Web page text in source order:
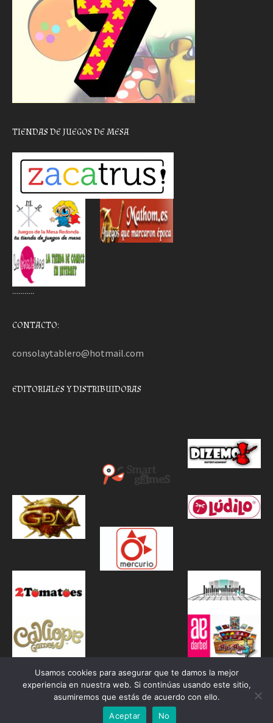
TIENDAS DE JUEGOS DE MESA
………..
CONTACTO:
consolaytablero@hotmail.com
EDITORIALES Y DISTRIBUIDORAS
Proudly powered by WordPress|Theme: Awaken by
Usamos cookies para asegurar que te damos la mejor
experiencia en nuestra web. Si continúas usando este sitio,
asumiremos que estás de acuerdo con ello.
Aceptar
No